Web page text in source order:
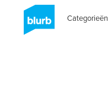
Categorieën